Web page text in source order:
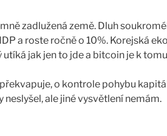
zadlužená země. Dluh
a roste ročně o 10%. Korejská
utíká jak jen to jde a bitcoin je k
o kontrole pohybu
neslyšel, ale jiné vysvětlení nemám.